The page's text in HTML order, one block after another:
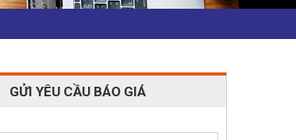
GỬI YÊU CẦU BÁO GIÁ